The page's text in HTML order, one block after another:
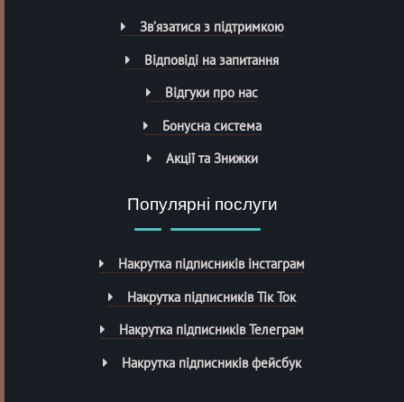
Зв’язатися з підтримкою
Відповіді на запитання
Відгуки про нас
Бонусна система
Акції та Знижки
Популярні послуги
Накрутка підписників інстаграм
Накрутка підписників Тік Ток
Накрутка підписників Телеграм
Накрутка підписників фейсбук